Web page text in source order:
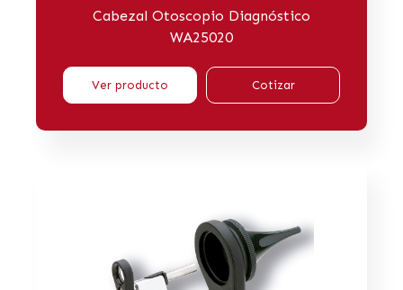
Cabezal Otoscopio Diagnóstico
WA25020
Ver producto Cotizar